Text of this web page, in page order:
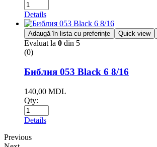
Details
Adaugă în lista cu preferințe Quick view
Evaluat la 0 din 5
(0)
Библия 053 Black 6 8/16
140,00 MDL
Qty:
Details
Previous